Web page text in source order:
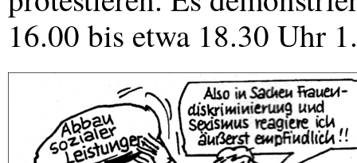
16.00 bis etwa 18.30 Uhr